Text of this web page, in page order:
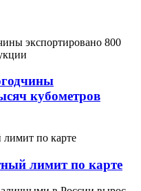
кубометров
лимит по карте